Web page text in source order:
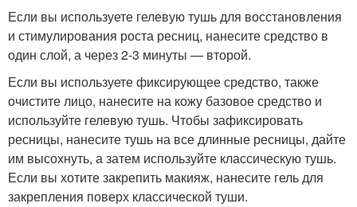
Если вы используете гелевую тушь для восстановления
и стимулирования роста ресниц, нанесите средство в
один слой, а через 2-3 минуты — второй.
Если вы используете фиксирующее средство, также
очистите лицо, нанесите на кожу базовое средство и
используйте гелевую тушь. Чтобы зафиксировать
ресницы, нанесите тушь на все длинные ресницы, дайте
им высохнуть, а затем используйте классическую тушь.
Если вы хотите закрепить макияж, нанесите гель для
закрепления поверх классической туши.